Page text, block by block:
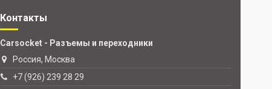
Контакты
Carsocket - Разъемы и переходники
Россия, Москва
+7 (926) 239 28 29